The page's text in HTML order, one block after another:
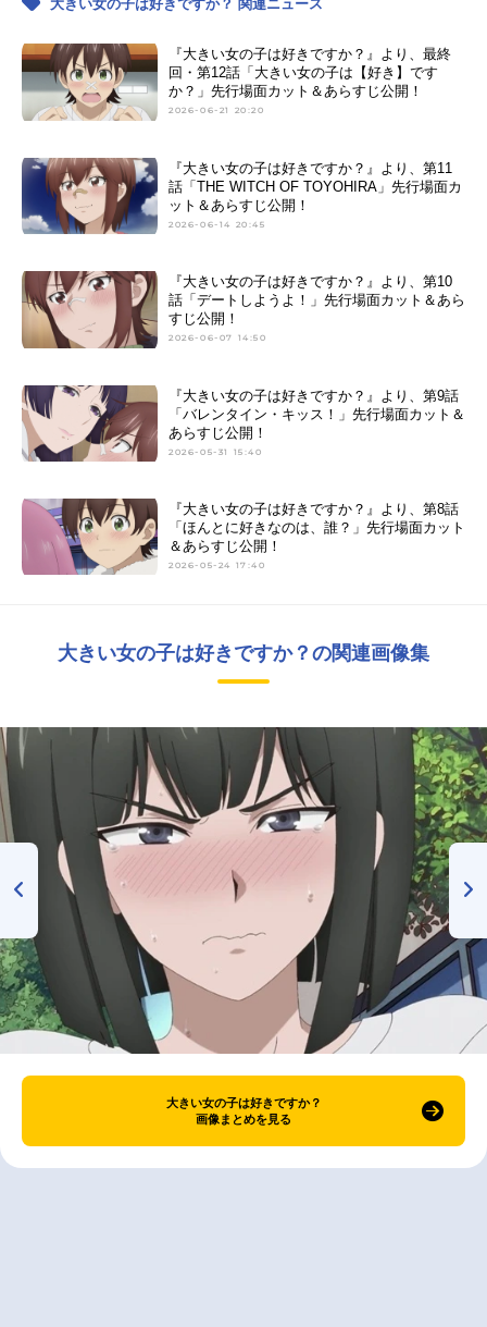
大きい女の子は好きですか？ 関連ニュース
『大きい女の子は好きですか？』より、最終
回・第12話「大きい女の子は【好き】です
か？」先行場面カット＆あらすじ公開！
2026-06-21 20:20
『大きい女の子は好きですか？』より、第11
話「THE WITCH OF TOYOHIRA」先行場面カ
ット＆あらすじ公開！
2026-06-14 20:45
『大きい女の子は好きですか？』より、第10
話「デートしようよ！」先行場面カット＆あら
すじ公開！
2026-06-07 14:50
『大きい女の子は好きですか？』より、第9話
「バレンタイン・キッス！」先行場面カット＆
あらすじ公開！
2026-05-31 15:40
『大きい女の子は好きですか？』より、第8話
「ほんとに好きなのは、誰？」先行場面カット
＆あらすじ公開！
2026-05-24 17:40
大きい女の子は好きですか？の関連画像集
大きい女の子は好きですか？
画像まとめを見る